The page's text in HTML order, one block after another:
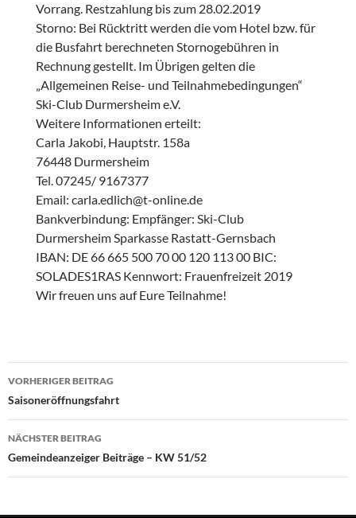
Vorrang. Restzahlung bis zum 28.02.2019
Storno: Bei Rücktritt werden die vom Hotel bzw. für
die Busfahrt berechneten Stornogebühren in
Rechnung gestellt. Im Übrigen gelten die
„Allgemeinen Reise- und Teilnahmebedingungen“
Ski-Club Durmersheim e.V.
Weitere Informationen erteilt:
Carla Jakobi, Hauptstr. 158a
76448 Durmersheim
Tel. 07245/ 9167377
Email: carla.edlich@t-online.de
Bankverbindung: Empfänger: Ski-Club
Durmersheim Sparkasse Rastatt-Gernsbach
IBAN: DE 66 665 500 70 00 120 113 00 BIC:
SOLADES1RAS Kennwort: Frauenfreizeit 2019
Wir freuen uns auf Eure Teilnahme!
Beitragsnavigation
VORHERIGER BEITRAG
Saisoneröffnungsfahrt
NÄCHSTER BEITRAG
Gemeindeanzeiger Beiträge – KW 51/52